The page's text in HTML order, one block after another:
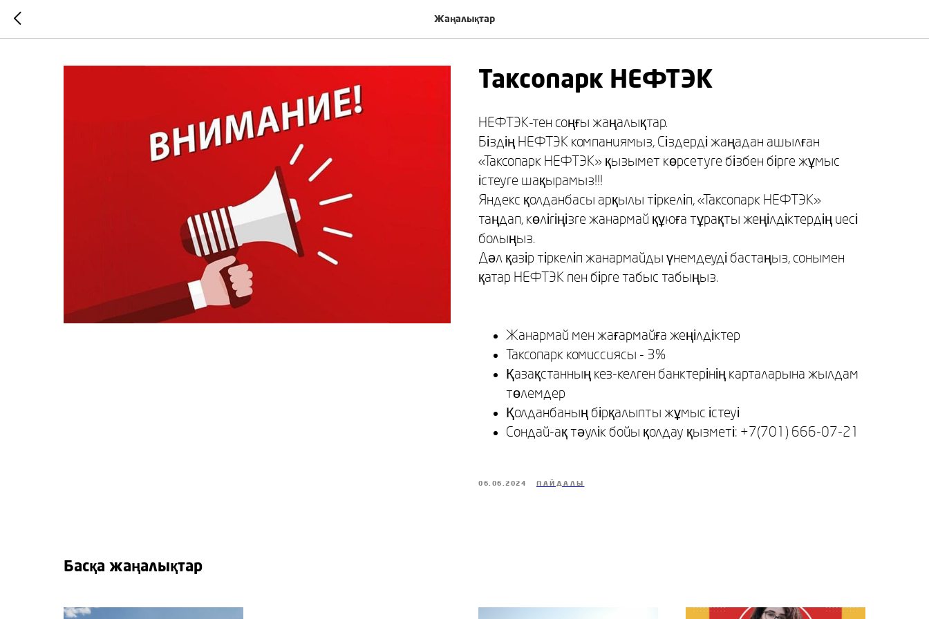
Жаңалықтар
Таксопарк НЕФТЭК
НЕФТЭК-тен соңғы жаңалықтар.
Біздің НЕФТЭК компаниямыз, Сіздерді жаңадан ашылған
«Таксопарк НЕФТЭК» қызымет көрсетуге бізбен бірге жұмыс
істеуге шақырамыз!!!
Яндекс қолданбасы арқылы тіркеліп, «Таксопарк НЕФТЭК»
таңдап, көлігіңізге жанармай құюға тұрақты жеңілдіктердің иесі
болыңыз.
Дәл қазір тіркеліп жанармайды үнемдеуді бастаңыз, сонымен
қатар НЕФТЭК пен бірге табыс табыңыз.
Жанармай мен жағармайға жеңілдіктер
Таксопарк комиссиясы - 3%
Қазақстанның кез-келген банктерінің карталарына жылдам
төлемдер
Қолданбаның бірқалыпты жұмыс істеуі
Сондай-ақ тәулік бойы қолдау қызметі: +7(701) 666-07-21
06.06.2024 ПАЙДАЛЫ
Басқа жаңалықтар